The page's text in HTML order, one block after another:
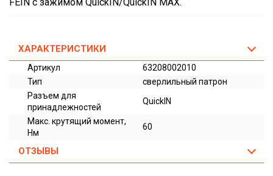
ХАРАКТЕРИСТИКИ
Артикул
63208002010
Тип
сверлильный патрон
Разъем для
принадлежностей
QuickIN
Макс. крутящий момент,
Нм
60
ОТЗЫВЫ